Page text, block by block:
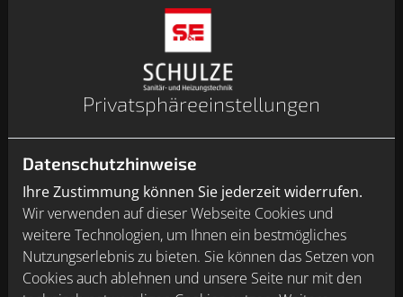
Privatsphäre­einstellungen
Datenschutzhinweise
Ihre Zustimmung können Sie jederzeit widerrufen.
Wir verwenden auf dieser Webseite Cookies und
weitere Technologien, um Ihnen ein bestmögliches
Nutzungserlebnis zu bieten. Sie können das Setzen von
Cookies auch ablehnen und unsere Seite nur mit den